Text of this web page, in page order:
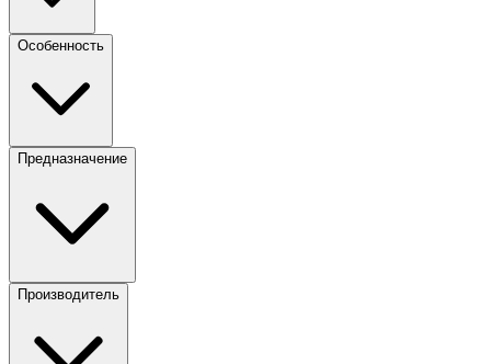
Особенность
Предназначение
Производитель